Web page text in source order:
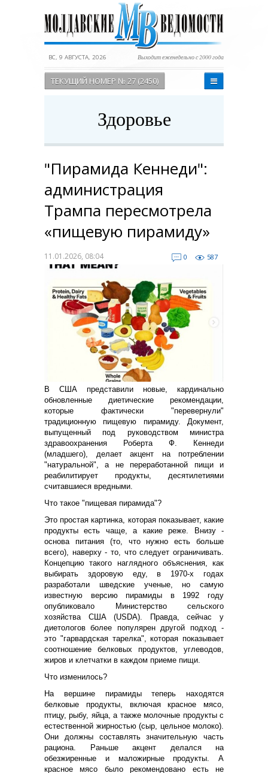
ВС, 9 АВГУСТА, 2026 Выходит еженедельно с 2000 года
ТЕКУЩИЙ НОМЕР № 27 (2450)
Здоровье
"Пирамида Кеннеди":
администрация
Трампа пересмотрела
«пищевую пирамиду»
11.01.2026, 08:04 0 587
В США представили новые, кардинально
обновленные диетические рекомендации,
которые фактически "перевернули"
традиционную пищевую пирамиду. Документ,
выпущенный под руководством министра
здравоохранения Роберта Ф. Кеннеди
(младшего), делает акцент на потреблении
"натуральной", а не переработанной пищи и
реабилитирует продукты, десятилетиями
считавшиеся вредными.
Что такое "пищевая пирамида"?
Это простая картинка, которая показывает, какие
продукты есть чаще, а какие реже. Внизу -
основа питания (то, что нужно есть больше
всего), наверху - то, что следует ограничивать.
Концепцию такого наглядного объяснения, как
выбирать здоровую еду, в 1970-х годах
разработали шведские ученые, но самую
известную версию пирамиды в 1992 году
опубликовало Министерство сельского
хозяйства США (USDA). Правда, сейчас у
диетологов более популярен другой подход -
это "гарвардская тарелка", которая показывает
соотношение белковых продуктов, углеводов,
жиров и клетчатки в каждом приеме пищи.
Что изменилось?
На вершине пирамиды теперь находятся
белковые продукты, включая красное мясо,
птицу, рыбу, яйца, а также молочные продукты с
естественной жирностью (сыр, цельное молоко).
Они должны составлять значительную часть
рациона. Раньше акцент делался на
обезжиренные и маложирные продукты. А
красное мясо было рекомендовано есть не